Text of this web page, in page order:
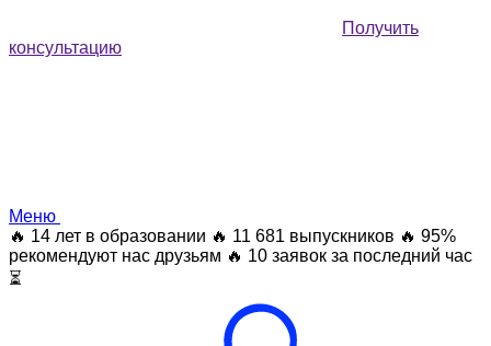
Получить
консультацию
Меню
🔥 14 лет в образовании 🔥 11 681 выпускников 🔥 95%
рекомендуют нас друзьям 🔥 10 заявок за последний час
⏳